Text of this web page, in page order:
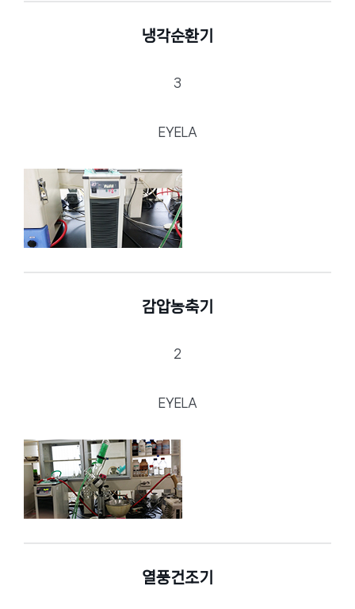
냉각순환기
3
EYELA
감압농축기
2
EYELA
열풍건조기